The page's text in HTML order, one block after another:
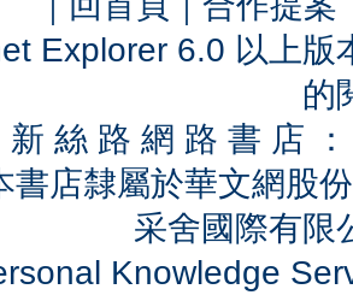
Explorer 6.0 以上
的
新 絲 路 網 路 書 店
書店隸屬於華文網股
采舍國際有
Knowledge